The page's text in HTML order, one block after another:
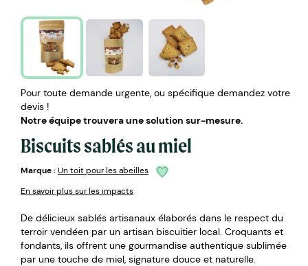
Pour toute demande urgente, ou spécifique demandez votre
devis !
Notre équipe trouvera une solution sur-mesure.
Biscuits sablés au miel
Marque :Un toit pour les abeilles
En savoir plus sur les impacts
De délicieux sablés artisanaux élaborés dans le respect du
terroir vendéen par un artisan biscuitier local. Croquants et
fondants, ils offrent une gourmandise authentique sublimée
par une touche de miel, signature douce et naturelle.